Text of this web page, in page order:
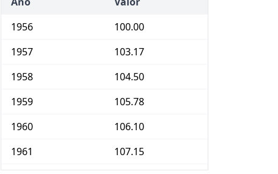
1956
100.00
1957
103.17
1958
104.50
1959
105.78
1960
106.10
1961
107.15